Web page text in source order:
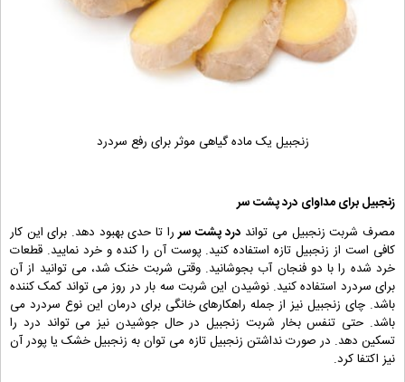
زنجبیل یک ماده گیاهی موثر برای رفع سردرد
زنجبیل برای مداوای درد پشت سر
مصرف شربت زنجبیل می تواند درد پشت سررا تا حدی بهبود دهد. برای این کار
کافی است از زنجبیل تازه استفاده کنید. پوست آن را کنده و خرد نمایید. قطعات
خرد شده را با دو فنجان آب بجوشانید. وقتی شربت خنک شد، می توانید از آن
برای سردرد استفاده کنید. نوشیدن این شربت سه بار در روز می تواند کمک کننده
باشد. چای زنجبیل نیز از جمله راهکارهای خانگی برای درمان این نوع سردرد می
باشد. حتی تنفس بخار شربت زنجبیل در حال جوشیدن نیز می تواند درد را
تسکین دهد. در صورت نداشتن زنجبیل تازه می توان به زنجبیل خشک یا پودر آن
نیز اکتفا کرد.